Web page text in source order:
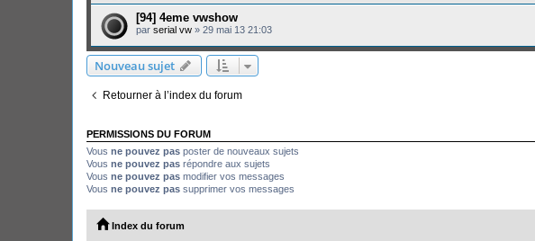
[94] 4eme vwshow
par serial vw » 29 mai 13 21:03
Nouveau sujet
Retourner à l’index du forum
PERMISSIONS DU FORUM
Vous ne pouvez pas poster de nouveaux sujets
Vous ne pouvez pas répondre aux sujets
Vous ne pouvez pas modifier vos messages
Vous ne pouvez pas supprimer vos messages
Index du forum